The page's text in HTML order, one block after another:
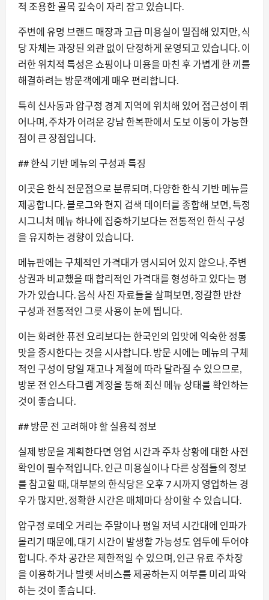
적 조용한 골목 깊숙이 자리 잡고 있습니다.
주변에 유명 브랜드 매장과 고급 미용실이 밀집해 있지만, 식
당 자체는 과장된 외관 없이 단정하게 운영되고 있습니다. 이
러한 위치적 특성은 쇼핑이나 미용을 마친 후 가볍게 한 끼를
해결하려는 방문객에게 매우 편리합니다.
특히 신사동과 압구정 경계 지역에 위치해 있어 접근성이 뛰
어나며, 주차가 어려운 강남 한복판에서 도보 이동이 가능한
점이 큰 장점입니다.
## 한식 기반 메뉴의 구성과 특징
이곳은 한식 전문점으로 분류되며, 다양한 한식 기반 메뉴를
제공합니다. 블로그와 현지 검색 데이터를 종합해 보면, 특정
시그니처 메뉴 하나에 집중하기보다는 전통적인 한식 구성
을 유지하는 경향이 있습니다.
메뉴판에는 구체적인 가격대가 명시되어 있지 않으나, 주변
상권과 비교했을 때 합리적인 가격대를 형성하고 있다는 평
가가 있습니다. 음식 사진 자료들을 살펴보면, 정갈한 반찬
구성과 전통적인 그릇 사용이 눈에 띕니다.
이는 화려한 퓨전 요리보다는 한국인의 입맛에 익숙한 정통
맛을 중시한다는 것을 시사합니다. 방문 시에는 메뉴의 구체
적인 구성이 당일 재고나 계절에 따라 달라질 수 있으므로,
방문 전 인스타그램 계정을 통해 최신 메뉴 상태를 확인하는
것이 좋습니다.
## 방문 전 고려해야 할 실용적 정보
실제 방문을 계획한다면 영업 시간과 주차 상황에 대한 사전
확인이 필수적입니다. 인근 미용실이나 다른 상점들의 정보
를 참고할 때, 대부분의 한식당은 오후 7 시까지 영업하는 경
우가 많지만, 정확한 시간은 매체마다 상이할 수 있습니다.
압구정 로데오 거리는 주말이나 평일 저녁 시간대에 인파가
몰리기 때문에, 대기 시간이 발생할 가능성도 염두에 두어야
합니다. 주차 공간은 제한적일 수 있으며, 인근 유료 주차장
을 이용하거나 발렛 서비스를 제공하는지 여부를 미리 파악
하는 것이 좋습니다.